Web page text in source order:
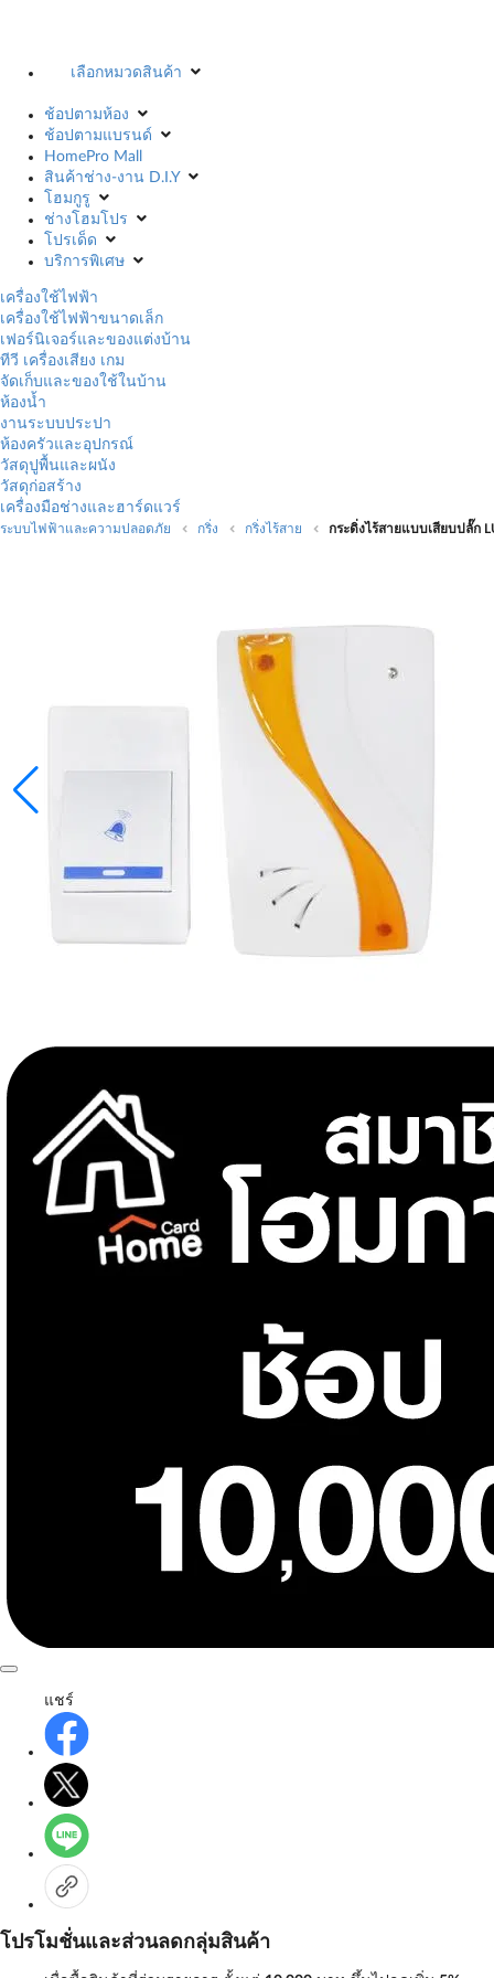
เลือกหมวดสินค้า
ช้อปตามห้อง
ช้อปตามแบรนด์
HomePro Mall
สินค้าช่าง-งาน D.I.Y
โฮมกูรู
ช่างโฮมโปร
โปรเด็ด
บริการพิเศษ
เครื่องใช้ไฟฟ้า
เครื่องใช้ไฟฟ้าขนาดเล็ก
เฟอร์นิเจอร์และของแต่งบ้าน
ทีวี เครื่องเสียง เกม
จัดเก็บและของใช้ในบ้าน
ห้องน้ำ
งานระบบประปา
ห้องครัวและอุปกรณ์
วัสดุปูพื้นและผนัง
วัสดุก่อสร้าง
เครื่องมือช่างและฮาร์ดแวร์
ระบบไฟฟ้าและความปลอดภัย กริ่ง กริ่งไร้สาย กระดิ่งไร้สายแบบเสียบปลั๊ก
แชร์
โปรโมชั่นและส่วนลดกลุ่มสินค้า